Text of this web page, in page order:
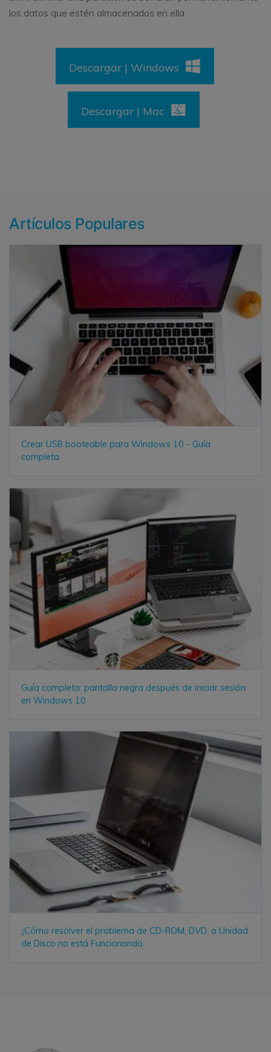
los datos que estén almacenados en ella.
Descargar | Windows
Descargar | Mac
Artículos Populares
Crear USB booteable para Windows 10 - Guía
completa
Guía completa: pantalla negra después de iniciar sesión
en Windows 10
¿Cómo resolver el problema de CD-ROM, DVD, o Unidad
de Disco no está Funcionando